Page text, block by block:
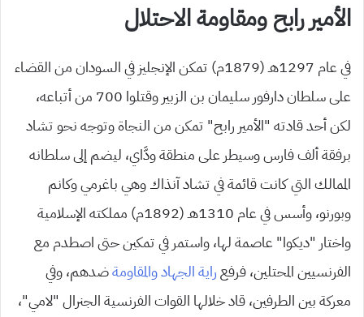
الأمير رابح ومقاومة الاحتلال
في عام 1297هـ (1879م) تمكن الإنجليز في السودان من القضاء
على سلطان دارفور سليمان بن الزبير وقتلوا 700 من أتباعه،
لكن أحد قادته “الأمير رابح” تمكن من النجاة وتوجه نحو تشاد
برفقة ألف فارس وسيطر على منطقة ودَّاي، ليضم إلى سلطانه
الممالك التي كانت قائمة في تشاد آنذاك وهي باغرمي وكانم
وبورنو، وأسس في عام 1310هـ (1892م) مملكته الإسلامية
واختار “ديكوا” عاصمة لها، واستمر في تمكين حتى اصطدم مع
الفرنسيين المحتلين، فرفعراية الجهاد والمقاومةضدهم، وفي
معركة بين الطرفين، قاد خلالها القوات الفرنسية الجنرال “لامي”،